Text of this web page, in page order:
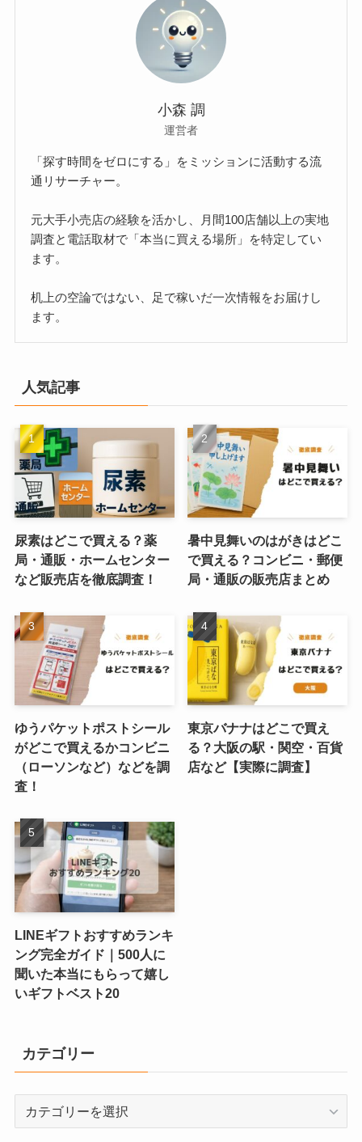
小森 調
運営者
「探す時間をゼロにする」をミッションに活動する流
通リサーチャー。
元大手小売店の経験を活かし、月間100店舗以上の実地
調査と電話取材で「本当に買える場所」を特定してい
ます。
机上の空論ではない、足で稼いだ一次情報をお届けし
ます。
人気記事
尿素はどこで買える？薬
局・通販・ホームセンター
など販売店を徹底調査！
暑中見舞いのはがきはどこ
で買える？コンビニ・郵便
局・通販の販売店まとめ
ゆうパケットポストシール
がどこで買えるかコンビニ
（ローソンなど）などを調
査！
東京バナナはどこで買え
る？大阪の駅・関空・百貨
店など【実際に調査】
LINEギフトおすすめランキ
ング完全ガイド｜500人に
聞いた本当にもらって嬉し
いギフトベスト20
カテゴリー